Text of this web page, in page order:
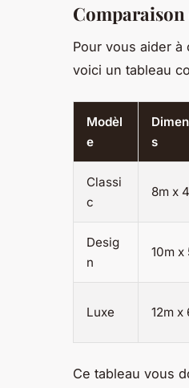
Comparaison
Pour vous aider
voici un tableau
Modèl
e
s
Classi
c
8m x
Desig
n
10m x
Luxe 12m x
Ce tableau vous